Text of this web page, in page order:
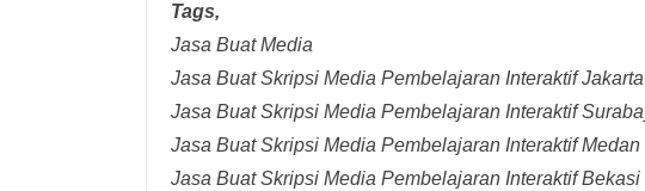
Tags,
Jasa Buat Media
Jasa Buat Skripsi Media Pembelajaran Interaktif Jakarta
Jasa Buat Skripsi Media Pembelajaran Interaktif
Jasa Buat Skripsi Media Pembelajaran Interaktif Medan
Jasa Buat Skripsi Media Pembelajaran Interaktif Bekasi